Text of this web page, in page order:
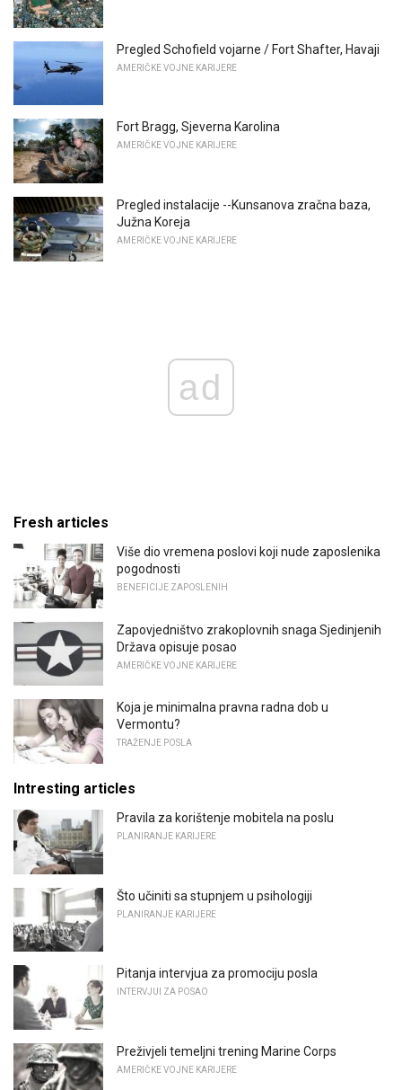
Pregled Schofield vojarne / Fort Shafter, Havaji
AMERIČKE VOJNE KARIJERE
Fort Bragg, Sjeverna Karolina
AMERIČKE VOJNE KARIJERE
Pregled instalacije --Kunsanova zračna baza,
Južna Koreja
AMERIČKE VOJNE KARIJERE
ad
Fresh articles
Više dio vremena poslovi koji nude zaposlenika
pogodnosti
BENEFICIJE ZAPOSLENIH
Zapovjedništvo zrakoplovnih snaga Sjedinjenih
Država opisuje posao
AMERIČKE VOJNE KARIJERE
Koja je minimalna pravna radna dob u
Vermontu?
TRAŽENJE POSLA
Intresting articles
Pravila za korištenje mobitela na poslu
PLANIRANJE KARIJERE
Što učiniti sa stupnjem u psihologiji
PLANIRANJE KARIJERE
Pitanja intervjua za promociju posla
INTERVJUI ZA POSAO
Preživjeli temeljni trening Marine Corps
AMERIČKE VOJNE KARIJERE